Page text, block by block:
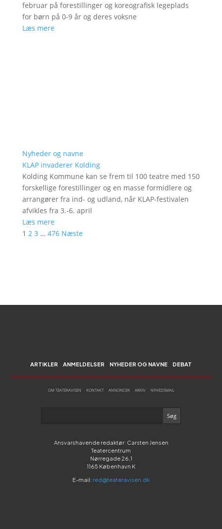
februar på forestillinger og koreografisk legeplads
for børn på 0-9 år og deres voksne
Læs mere
Nyheder og navne
KLAP invaderer Kolding
Kolding Kommune kan se frem til 100 teatre med 150
forskellige forestillinger og en masse formidlere og
arrangører fra ind- og udland, når KLAP-festivalen
afvikles fra 3.-6. april
Læs mere
1 2 3 … 476 Næste
ARTIKLER ANMELDELSER NYHEDER OG NAVNE DEBAT
OM TEATERAVISEN KONTAKT ANNONCER ARKIV NYHEDSMAIL
Ansvarshavende redaktør: Carsten Jensen
Teatercentrum
Nørregade 26,1
1165 København K
E-mail: red@teateravisen.dk